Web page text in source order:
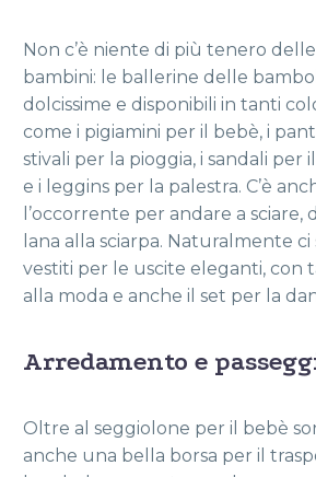
Non c’è niente di più tenero
bambini: le ballerine delle
dolcissime e disponibili in tanti
come i pigiamini per il bebè, i
stivali per la pioggia, i sandali per
e i leggins per la palestra. C’è
l’occorrente per andare a
lana alla sciarpa. Naturalmente ci
vestiti per le uscite eleganti, con
alla moda e anche il set per la
Arredamento e
Oltre al seggiolone per il bebè
anche una bella borsa per il